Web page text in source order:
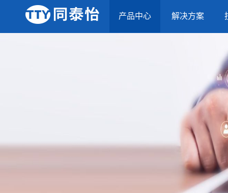
产品中心 解决方案